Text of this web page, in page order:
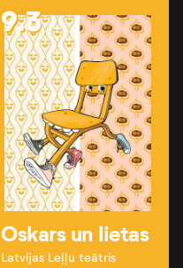
9.3
Oskars un lietas
Latvijas Leļļu teātris